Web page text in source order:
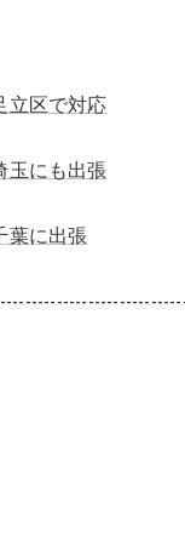
立区で対応
玉にも出張
葉に出張